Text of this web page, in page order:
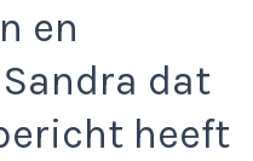
en
dat
heeft